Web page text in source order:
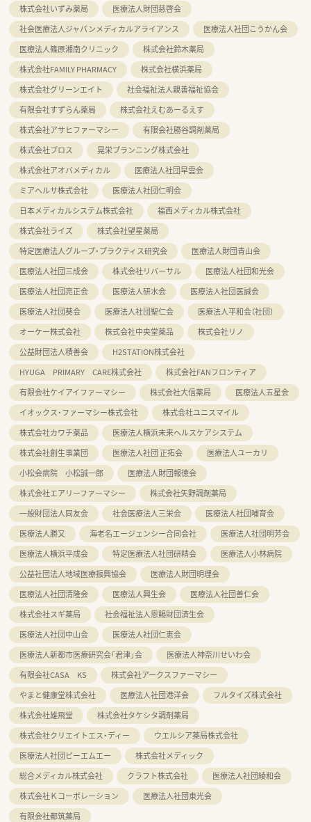
株式会社いずみ薬局
医療法人財団慈啓会
社会医療法人ジャパンメディカルアライアンス
医療法人社団こうかん会
医療法人篠原湘南クリニック
株式会社鈴木薬局
株式会社FAMILY PHARMACY
株式会社横浜薬局
株式会社グリーンエイト
社会福祉法人親善福祉協会
有限会社すずらん薬局
株式会社えむあーるえす
株式会社アサヒファーマシー
有限会社勝谷調剤薬局
株式会社プロス
晃栄プランニング株式会社
株式会社アオバメディカル
医療法人社団早雲会
ミアヘルサ株式会社
医療法人社団仁明会
日本メディカルシステム株式会社
福西メディカル株式会社
株式会社ライズ
株式会社望星薬局
特定医療法人グループ・プラクティス研究会
医療法人財団青山会
医療法人社団三成会
株式会社リバーサル
医療法人社団和光会
医療法人社団亮正会
医療法人研水会
医療法人社団医誠会
医療法人社団葵会
医療法人社団聖仁会
医療法人平和会（社団）
オーケー株式会社
株式会社中央堂薬品
株式会社リノ
公益財団法人積善会
H2STATION株式会社
HYUGA PRIMARY CARE株式会社
株式会社FANフロンティア
有限会社ケイアイファーマシー
株式会社大信薬局
医療法人五星会
イオックス・ファーマシー株式会社
株式会社ユニスマイル
株式会社カワチ薬品
医療法人横浜未来ヘルスケアシステム
株式会社創生事業団
医療法人社団 正拓会
医療法人ユーカリ
小松会病院 小松誠一郎
医療法人財団報徳会
株式会社エアリーファーマシー
株式会社矢野調剤薬局
一般財団法人同友会
社会医療法人三栄会
医療法人社団哺育会
医療法人勝又
海老名エージェンシー合同会社
医療法人社団明芳会
医療法人横浜平成会
特定医療法人社団研精会
医療法人小林病院
公益社団法人地域医療振興協会
医療法人財団明理会
医療法人社団清隆会
医療法人興生会
医療法人社団善仁会
株式会社スギ薬局
社会福祉法人恩賜財団済生会
医療法人社団中山会
医療法人社団仁恵会
医療法人新都市医療研究会「君津」会
医療法人神奈川せいわ会
有限会社CASA KS
株式会社アークスファーマシー
やまと健康堂株式会社
医療法人社団港洋会
フルタイズ株式会社
株式会社雄飛堂
株式会社タケシタ調剤薬局
株式会社クリエイトエス・ディー
ウエルシア薬局株式会社
医療法人社団ピーエムエー
株式会社メディック
総合メディカル株式会社
クラフト株式会社
医療法人社団綾和会
株式会社Ｋコーポレーション
医療法人社団東光会
有限会社都筑薬局